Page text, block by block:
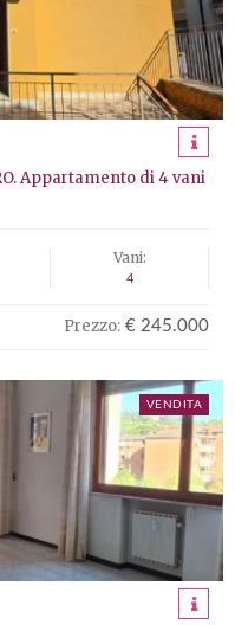
Appartamento di 4 vani
Vani:
4
Prezzo: € 245.000
VENDITA